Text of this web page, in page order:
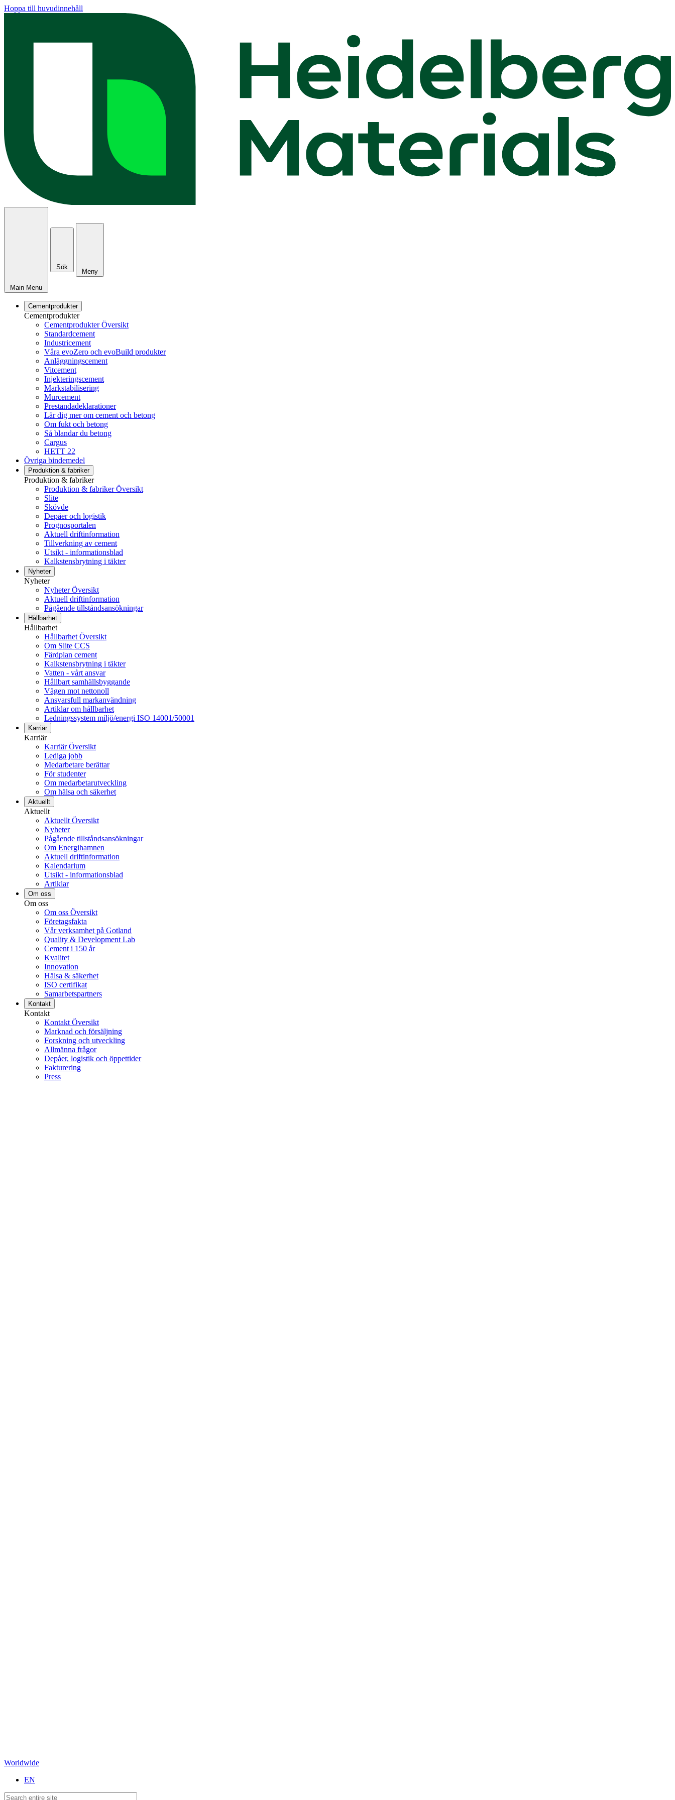
Hoppa till huvudinnehåll
Main Menu
Sök
Meny
Cementprodukter
Cementprodukter
Cementprodukter Översikt
Standardcement
Industricement
Våra evoZero och evoBuild produkter
Anläggningscement
Vitcement
Injekteringscement
Markstabilisering
Murcement
Prestandadeklarationer
Lär dig mer om cement och betong
Om fukt och betong
Så blandar du betong
Cargus
HETT 22
Övriga bindemedel
Produktion & fabriker
Produktion & fabriker
Produktion & fabriker Översikt
Slite
Skövde
Depåer och logistik
Prognosportalen
Aktuell driftinformation
Tillverkning av cement
Utsikt - informationsblad
Kalkstensbrytning i täkter
Nyheter
Nyheter
Nyheter Översikt
Aktuell driftinformation
Pågående tillståndsansökningar
Hållbarhet
Hållbarhet
Hållbarhet Översikt
Om Slite CCS
Färdplan cement
Kalkstensbrytning i täkter
Vatten - vårt ansvar
Hållbart samhällsbyggande
Vägen mot nettonoll
Ansvarsfull markanvändning
Artiklar om hållbarhet
Ledningssystem miljö/energi ISO 14001/50001
Karriär
Karriär
Karriär Översikt
Lediga jobb
Medarbetare berättar
För studenter
Om medarbetarutveckling
Om hälsa och säkerhet
Aktuellt
Aktuellt
Aktuellt Översikt
Nyheter
Pågående tillståndsansökningar
Om Energihamnen
Aktuell driftinformation
Kalendarium
Utsikt - informationsblad
Artiklar
Om oss
Om oss
Om oss Översikt
Företagsfakta
Vår verksamhet på Gotland
Quality & Development Lab
Cement i 150 år
Kvalitet
Innovation
Hälsa & säkerhet
ISO certifikat
Samarbetspartners
Kontakt
Kontakt
Kontakt Översikt
Marknad och försäljning
Forskning och utveckling
Allmänna frågor
Depåer, logistik och öppettider
Fakturering
Press
Worldwide
EN